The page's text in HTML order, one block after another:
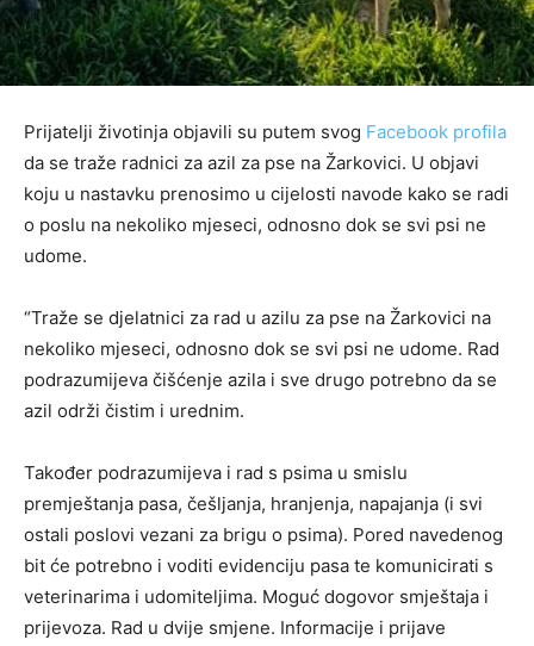
Prijatelji životinja objavili su putem svog Facebook profila
da se traže radnici za azil za pse na Žarkovici. U objavi
koju u nastavku prenosimo u cijelosti navode kako se radi
o poslu na nekoliko mjeseci, odnosno dok se svi psi ne
udome.
“Traže se djelatnici za rad u azilu za pse na Žarkovici na
nekoliko mjeseci, odnosno dok se svi psi ne udome. Rad
podrazumijeva čišćenje azila i sve drugo potrebno da se
azil održi čistim i urednim.
Također podrazumijeva i rad s psima u smislu
premještanja pasa, češljanja, hranjenja, napajanja (i svi
ostali poslovi vezani za brigu o psima). Pored navedenog
bit će potrebno i voditi evidenciju pasa te komunicirati s
veterinarima i udomiteljima. Moguć dogovor smještaja i
prijevoza. Rad u dvije smjene. Informacije i prijave